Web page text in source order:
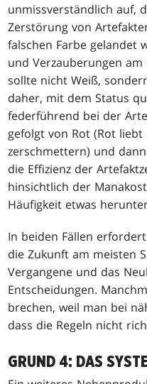
unmissverständlich auf,
Zerstörung von
falschen Farbe gelandet
und Verzauberungen
sollte nicht Weiß,
daher, mit dem Status
federführend bei der
gefolgt von Rot (Rot liebt
zerschmettern) und
die Effizienz der
hinsichtlich der
Häufigkeit etwas
In beiden Fällen
die Zukunft am meisten
Vergangene und das
Entscheidungen.
brechen, weil man bei
dass die Regeln nicht
GRUND 4: DAS